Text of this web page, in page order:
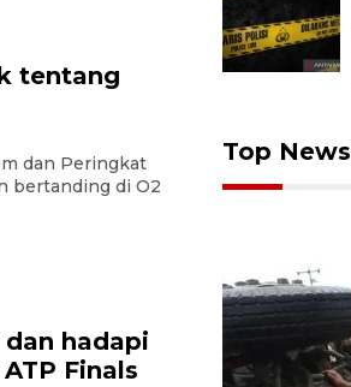
tentang
dan Peringkat
bertanding di O2
hadapi
Finals
Top News